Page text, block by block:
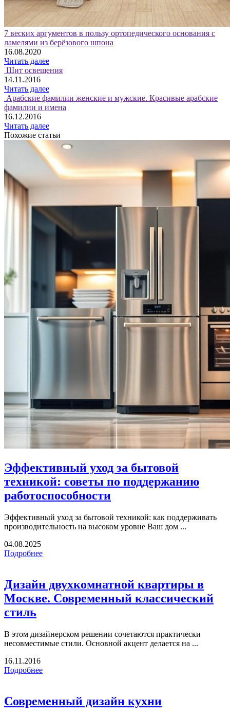
7 веских аргументов в пользу ортопедического основания с
ламелями из берёзового шпона
16.08.2020
Читать далее
Щит освещения
14.11.2016
Читать далее
Арабские фамилии женские и мужские. Красивые арабские
фамилии и имена
16.12.2016
Читать далее
Похожие статьи
Эффективный уход за бытовой
техникой: советы по поддержанию
работоспособности
Эффективный уход за бытовой техникой: как поддерживать
производительность на высоком уровне Ваш дом ...
04.08.2025
Подробнее
Дизайн двухкомнатной квартиры в
Москве. Современный классический
стиль
В этом дизайнерском решении сочетаются практически
несовместимые стили. Основной акцент делается на ...
16.11.2016
Подробнее
Современный дизайн кухни